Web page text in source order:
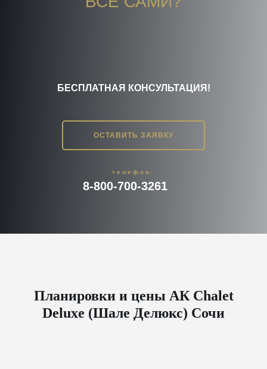
8-800-700-3261
телефон:
БЕСПЛАТНАЯ КОНСУЛЬТАЦИЯ!
ОСТАВИТЬ ЗАЯВКУ
Планировки и цены АК Chalet
Deluxe (Шале Делюкс) Сочи